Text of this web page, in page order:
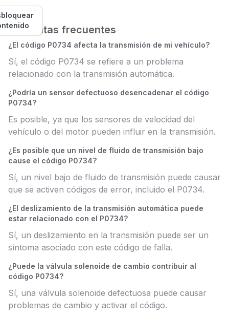
Preguntas frecuentes
¿El código P0734 afecta la transmisión de mi vehículo?
Sí, el código P0734 se refiere a un problema
relacionado con la transmisión automática.
¿Podría un sensor defectuoso desencadenar el código
P0734?
Es posible, ya que los sensores de velocidad del
vehículo o del motor pueden influir en la transmisión.
¿Es posible que un nivel de fluido de transmisión bajo
cause el código P0734?
Sí, un nivel bajo de fluido de transmisión puede causar
que se activen códigos de error, incluido el P0734.
¿El deslizamiento de la transmisión automática puede
estar relacionado con el P0734?
Sí, un deslizamiento en la transmisión puede ser un
síntoma asociado con este código de falla.
¿Puede la válvula solenoide de cambio contribuir al
código P0734?
Sí, una válvula solenoide defectuosa puede causar
problemas de cambio y activar el código.